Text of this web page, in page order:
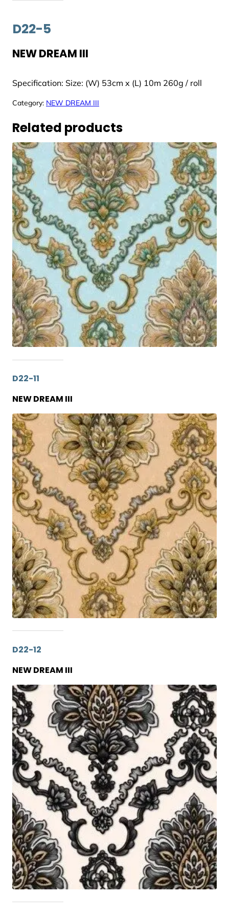
D22-5
NEW DREAM III
Specification: Size: (W) 53cm x (L) 10m 260g / roll
Category: NEW DREAM III
Related products
D22-11
NEW DREAM III
D22-12
NEW DREAM III